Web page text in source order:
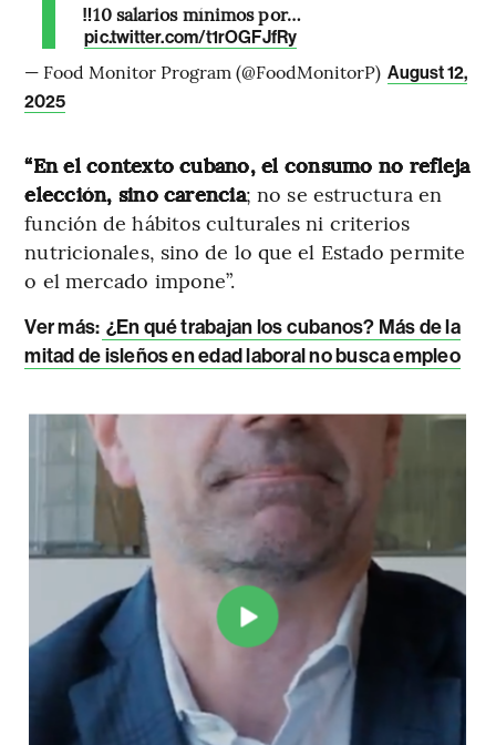
‼️10 salarios mínimos por…
pic.twitter.com/t1rOGFJfRy
— Food Monitor Program (@FoodMonitorP) August 12,
2025
“En el contexto cubano, el consumo no refleja
elección, sino carencia; no se estructura en
función de hábitos culturales ni criterios
nutricionales, sino de lo que el Estado permite
o el mercado impone”.
Ver más: ¿En qué trabajan los cubanos? Más de la
mitad de isleños en edad laboral no busca empleo